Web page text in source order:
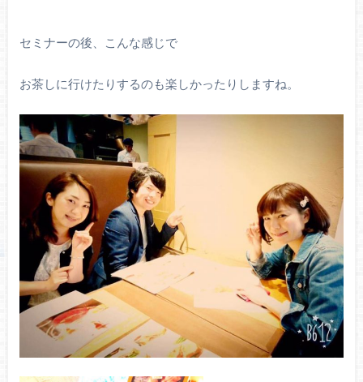
セミナーの後、こんな感じで
お茶しに行けたりするのも楽しかったりしますね。